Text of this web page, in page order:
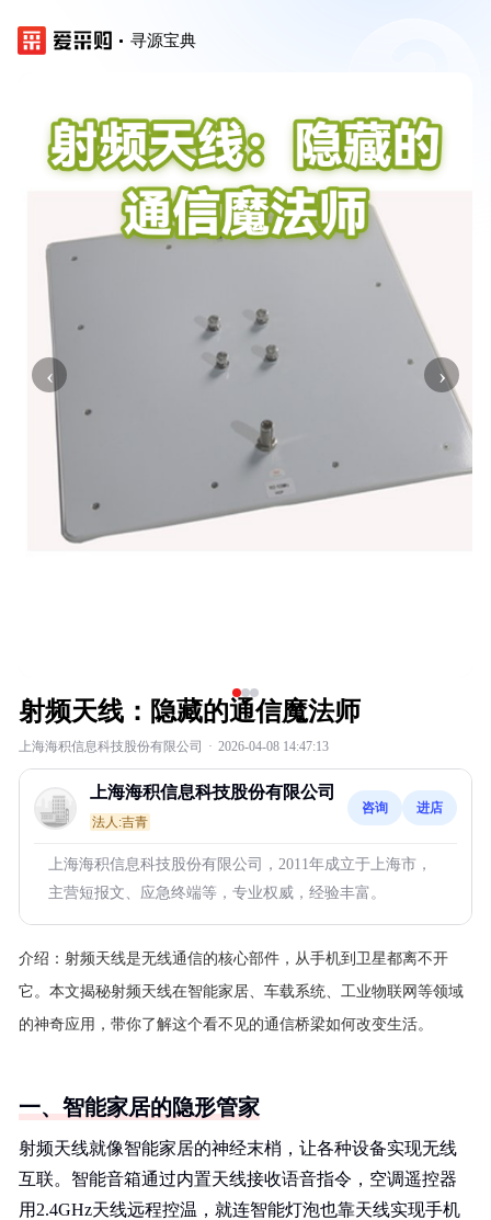
寻源宝典
‹ ›
射频天线：隐藏的通信魔法师
上海海积信息科技股份有限公司 · 2026-04-08 14:47:13
上海海积信息科技股份有限公司
法人:吉青
咨询 进店
上海海积信息科技股份有限公司，2011年成立于上海市，
主营短报文、应急终端等，专业权威，经验丰富。
介绍： 射频天线是无线通信的核心部件，从手机到卫星都离不开
它。本文揭秘射频天线在智能家居、车载系统、工业物联网等领域
的神奇应用，带你了解这个看不见的通信桥梁如何改变生活。
一、智能家居的隐形管家
射频天线就像智能家居的神经末梢，让各种设备实现无线
互联。智能音箱通过内置天线接收语音指令，空调遥控器
用2.4GHz天线远程控温，就连智能灯泡也靠天线实现手机